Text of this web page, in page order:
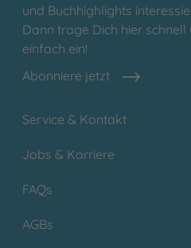
und Buchhighlights
Dann trage Dich hier schnell
einfach ein!
Abonniere jetzt
Service & Kontakt
Jobs & Karriere
FAQs
AGBs